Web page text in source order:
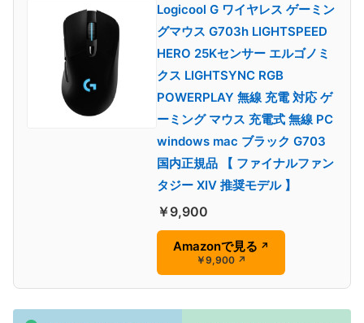
Logicool G ワイヤレス ゲーミン
グマウス G703h LIGHTSPEED
HERO 25Kセンサー エルゴノミ
クス LIGHTSYNC RGB
POWERPLAY 無線 充電 対応 ゲ
ーミング マウス 充電式 無線 PC
windows mac ブラック G703
国内正規品 【 ファイナルファン
タジー XIV 推奨モデル 】
￥9,900
Amazonで見る ↗
￥9,900 ↗